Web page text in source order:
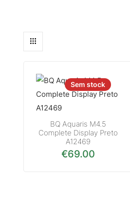
Sem stock
BQ Aquaris M4.5
Complete Display Preto
A12469
€69.00